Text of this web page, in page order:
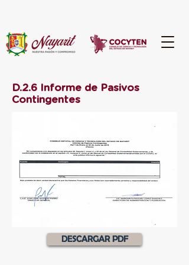
D.2.6 Informe de Pasivos
Contingentes
DESCARGAR PDF